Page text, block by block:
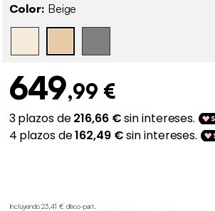
Color: Beige
649,99 €
Incluyendo 23,41 € d'éco-part.